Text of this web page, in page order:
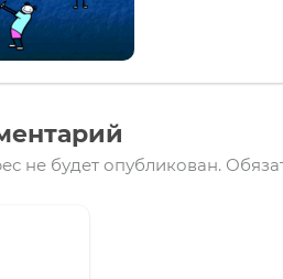
не будет опубликован.